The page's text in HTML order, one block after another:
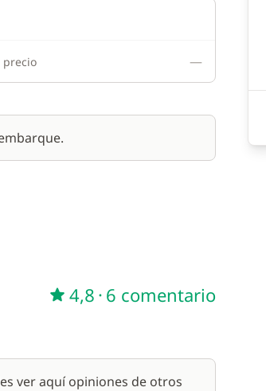
—
4,8 · 6 comentario
ver aquí opiniones de otros